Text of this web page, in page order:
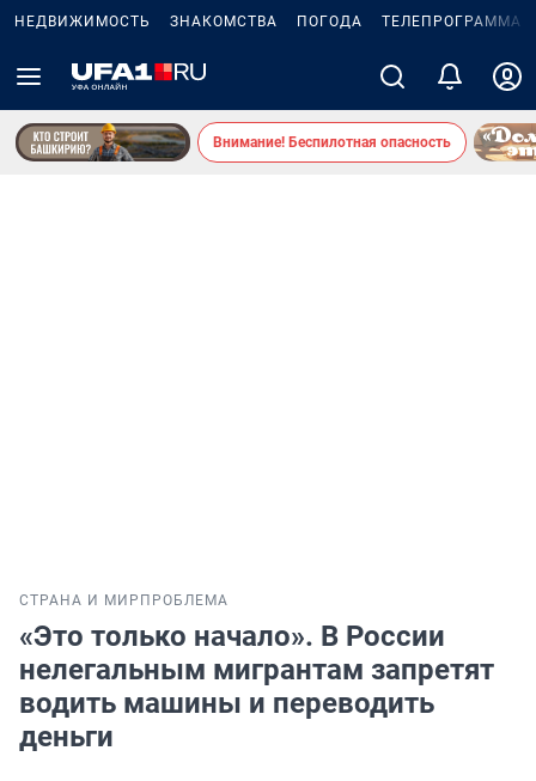
НЕДВИЖИМОСТЬ ЗНАКОМСТВА ПОГОДА ТЕЛЕПРОГРАММА
Внимание! Беспилотная опасность
СТРАНА И МИР ПРОБЛЕМА
«Это только начало». В России
нелегальным мигрантам запретят
водить машины и переводить
деньги